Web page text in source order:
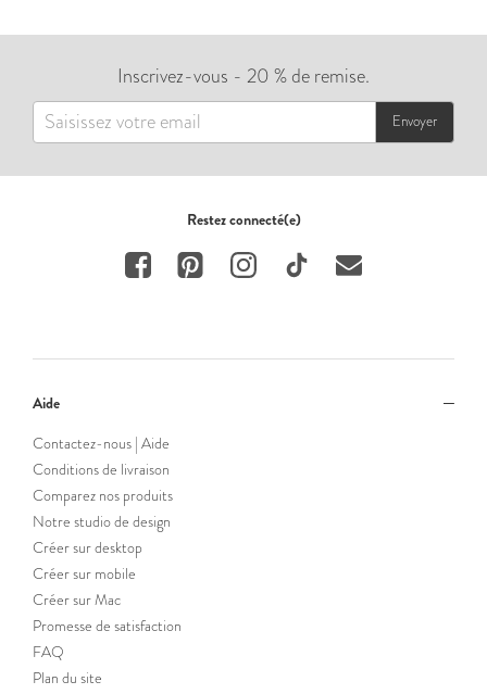
Inscrivez-vous - 20 % de remise.
Envoyer
Restez connecté(e)
Aide
Contactez-nous | Aide
Conditions de livraison
Comparez nos produits
Notre studio de design
Créer sur desktop
Créer sur mobile
Créer sur Mac
Promesse de satisfaction
FAQ
Plan du site